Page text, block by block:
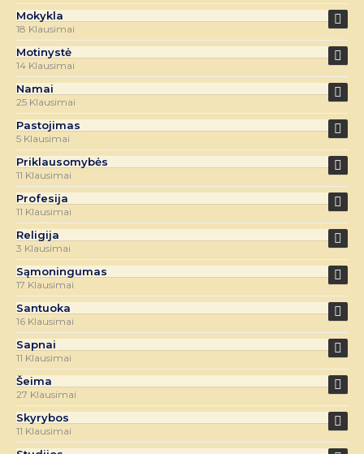
Mokykla
18 Klausimai
Motinystė
14 Klausimai
Namai
25 Klausimai
Pastojimas
5 Klausimai
Priklausomybės
11 Klausimai
Profesija
11 Klausimai
Religija
3 Klausimai
Sąmoningumas
17 Klausimai
Santuoka
16 Klausimai
Sapnai
11 Klausimai
Šeima
27 Klausimai
Skyrybos
11 Klausimai